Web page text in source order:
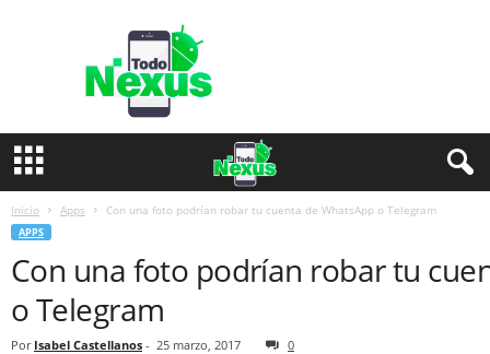
e
Inicio Apps Con una foto podrían robar tu cuenta de WhatsApp o Telegram
APPS
Con una foto podrían robar tu
o Telegram
Por Isabel Castellanos - 25 marzo, 2017 0